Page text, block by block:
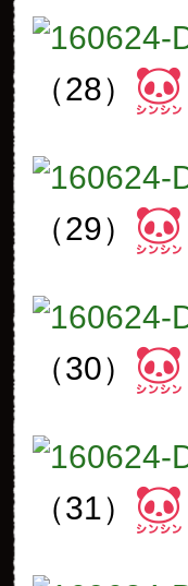
（28）
（29）
（30）
（31）